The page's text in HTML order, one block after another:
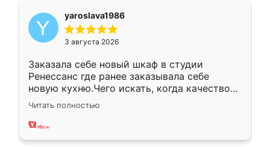
yaroslava1986
3 августа 2026
Заказала себе новый шкаф в студии
Ренессанс где ранее заказывала себе
новую кухню.Чего искать, когда качеством
вполне довольна. Служит кухня уже почти
два года, нареканий нет.
Читать полностью